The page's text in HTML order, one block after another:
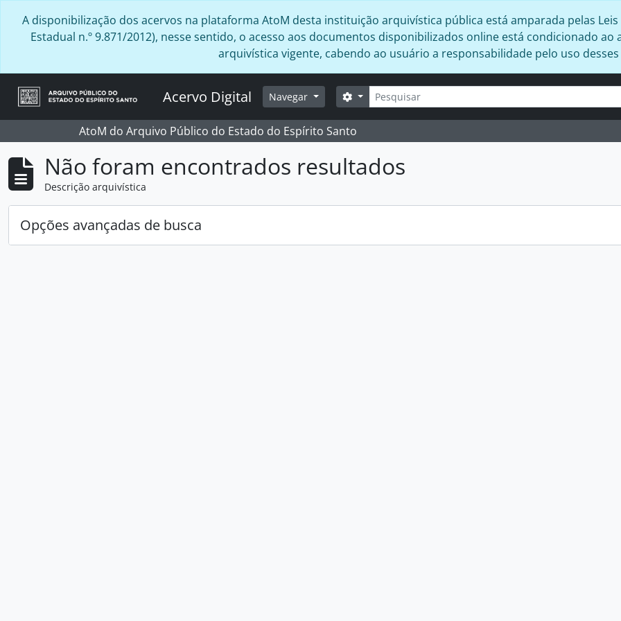
A disponibilização dos acervos na plataforma AtoM desta instituição arquivística pública está amparada pelas Leis
Estadual n.º 9.871/2012), nesse sentido, o acesso aos documentos disponibilizados online está condicionado
arquivística vigente, cabendo ao usuário a responsabilidade pelo uso
Acervo Digital Navegar Buscar
Opções de busca
AtoM do Arquivo Público do Estado do Espírito Santo
Não foram encontrados resultados
Descrição arquivística
Opções avançadas de busca